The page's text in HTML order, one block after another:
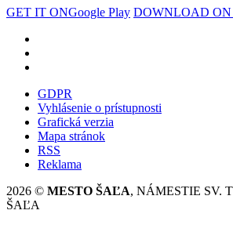
GET IT ONGoogle Play DOWNLOAD ON
GDPR
Vyhlásenie o prístupnosti
Grafická verzia
Mapa stránok
RSS
Reklama
2026 © MESTO ŠAĽA, NÁMESTIE SV.
ŠAĽA